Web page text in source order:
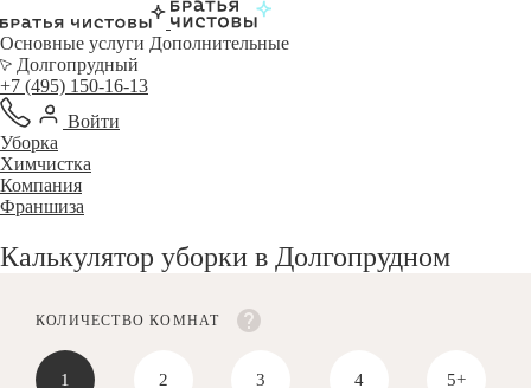
Основные услуги Дополнительные
Долгопрудный
+7 (495) 150-16-13
Войти
Уборка
Химчистка
Компания
Франшиза
Калькулятор уборки в Долгопрудном
КОЛИЧЕСТВО КОМНАТ
1 2 3 4 5+